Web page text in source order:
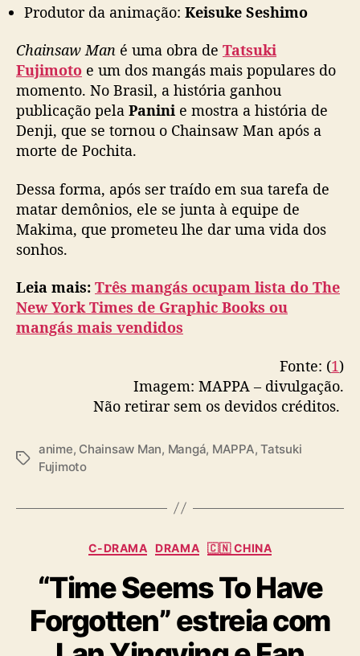
Produtor da animação: Keisuke Seshimo
Chainsaw Man é uma obra de Tatsuki
Fujimoto e um dos mangás mais populares do
momento. No Brasil, a história ganhou
publicação pela Panini e mostra a história de
Denji, que se tornou o Chainsaw Man após a
morte de Pochita.
Dessa forma, após ser traído em sua tarefa de
matar demônios, ele se junta à equipe de
Makima, que prometeu lhe dar uma vida dos
sonhos.
Leia mais: Três mangás ocupam lista do The
New York Times de Graphic Books ou
mangás mais vendidos
Fonte: (1)
Imagem: MAPPA – divulgação.
Não retirar sem os devidos créditos.
T
s
anime, Chainsaw Man, Mangá, MAPPA,Tatsuki
Fujimoto
C
t
e
g
o
r
C-DRAMA DRAMA 🇨🇳 CHINA
“Time Seems To Have
Forgotten” estreia com